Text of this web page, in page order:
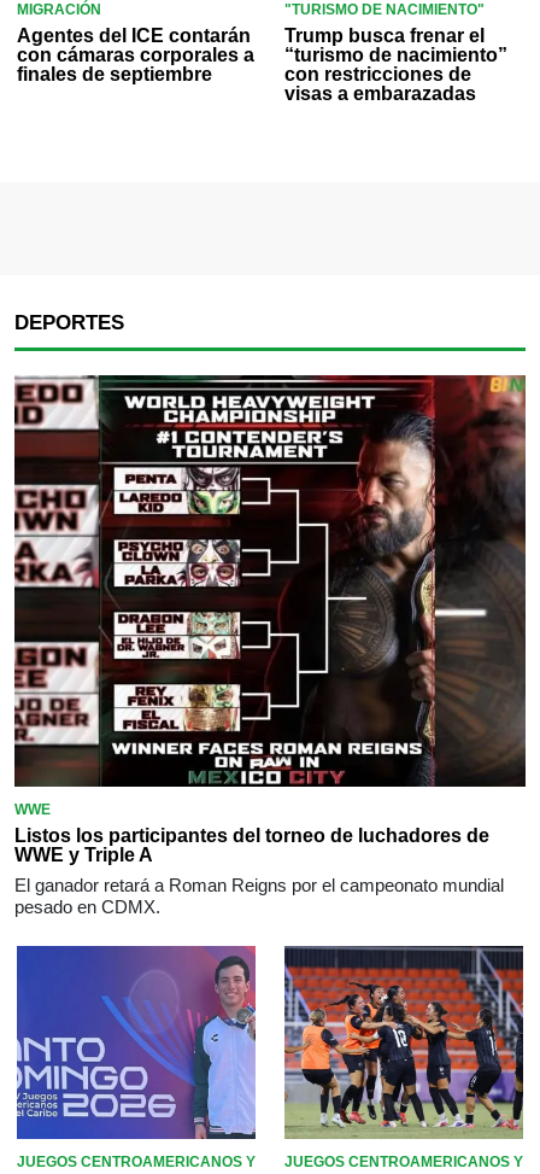
MIGRACIÓN
Agentes del ICE contarán
con cámaras corporales a
finales de septiembre
"TURISMO DE NACIMIENTO"
Trump busca frenar el
“turismo de nacimiento”
con restricciones de
visas a embarazadas
DEPORTES
WWE
Listos los participantes del torneo de luchadores de
WWE y Triple A
El ganador retará a Roman Reigns por el campeonato mundial
pesado en CDMX.
JUEGOS CENTROAMERICANOS Y
JUEGOS CENTROAMERICANOS Y